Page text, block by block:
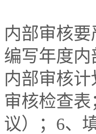
内部审核
编写年度
内部审核
审核检查
议）；6、